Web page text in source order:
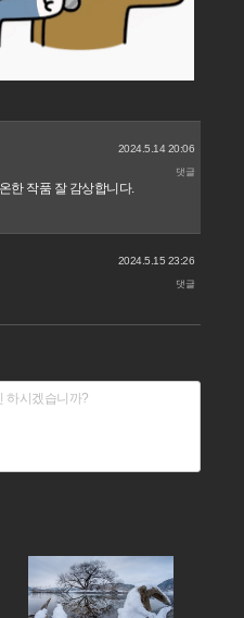
2024.5.14 20:06
댓글
한 작품 잘 감상합니다.
2024.5.15 23:26
댓글